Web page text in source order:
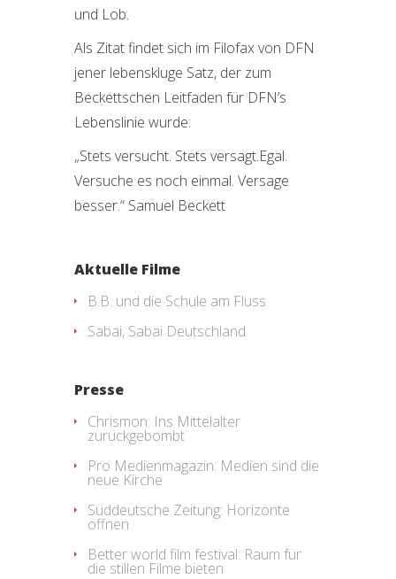
und Lob.
Als Zitat findet sich im Filofax von DFN
jener lebenskluge Satz, der zum
Beckettschen Leitfaden für DFN’s
Lebenslinie wurde:
„Stets versucht. Stets versagt.Egal.
Versuche es noch einmal. Versage
besser.“ Samuel Beckett
Aktuelle Filme
B.B. und die Schule am Fluss
Sabai, Sabai Deutschland
Presse
Chrismon: Ins Mittelalter
zurückgebombt
Pro Medienmagazin: Medien sind die
neue Kirche
Süddeutsche Zeitung: Horizonte
öffnen
Better world film festival: Raum für
die stillen Filme bieten